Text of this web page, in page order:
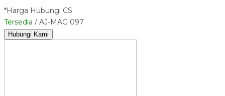
*Harga Hubungi CS
Tersedia / AJ-MAG 097
Hubungi Kami